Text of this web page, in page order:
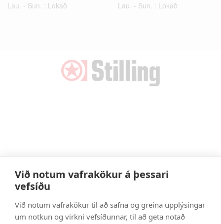
Við notum vafrakökur á þessari
vefsíðu
Við notum vafrakökur til að safna og greina upplýsingar
um notkun og virkni vefsíðunnar, til að geta notað
Lau. - Sun. : Lokað
Lau. - Sun. : Lokað